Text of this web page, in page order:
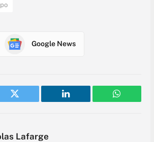
Google News
Twitter LinkedIn
Lafarge